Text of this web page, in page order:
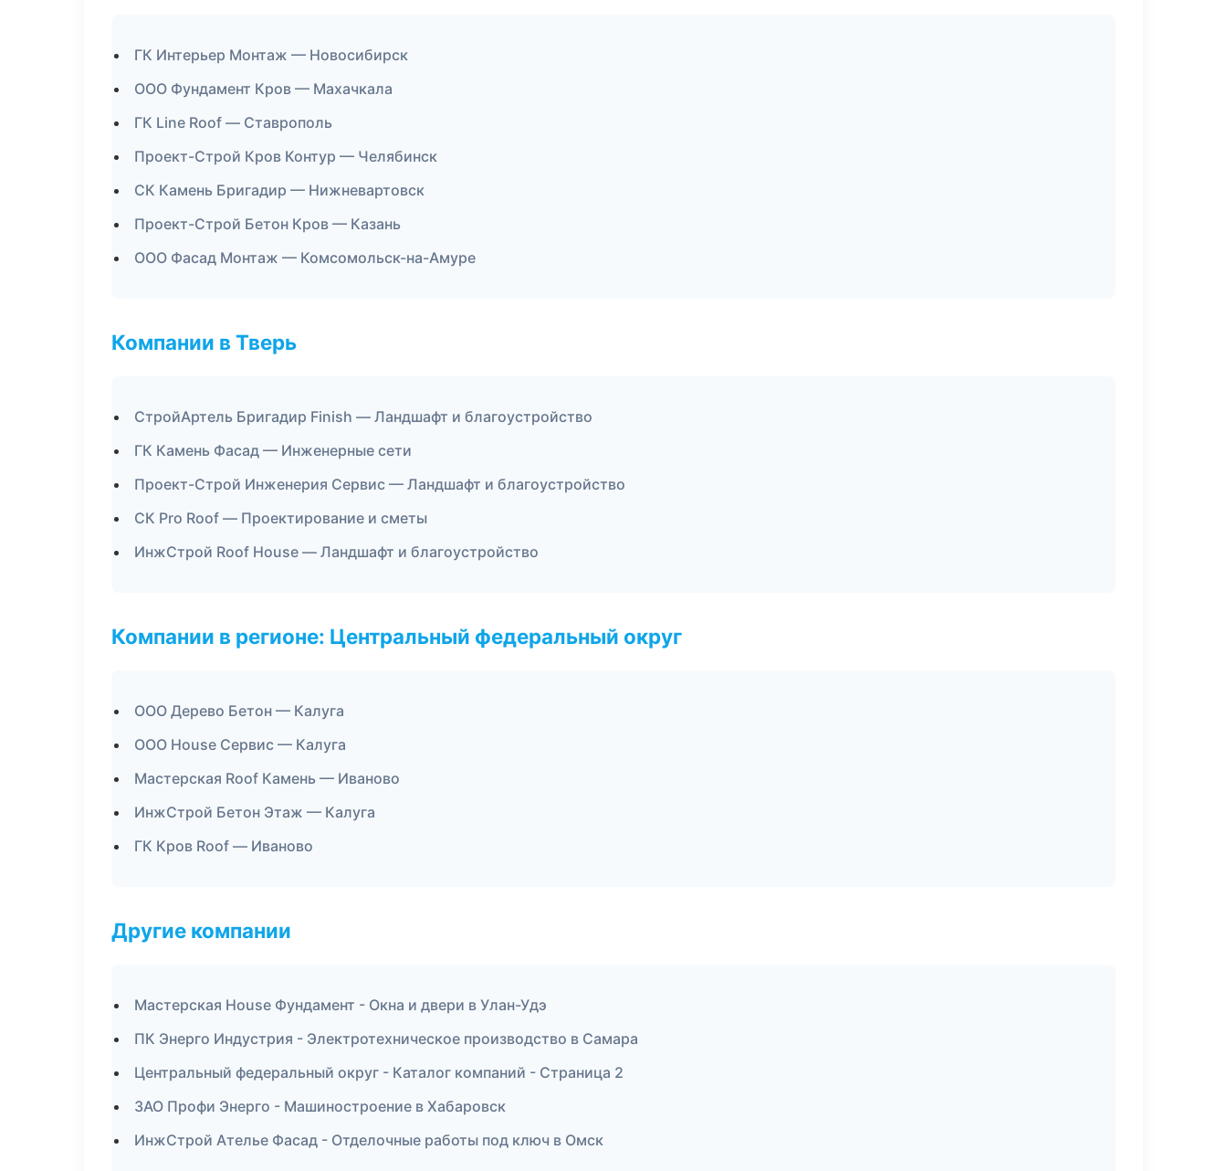
ГК Интерьер Монтаж — Новосибирск
ООО Фундамент Кров — Махачкала
ГК Line Roof — Ставрополь
Проект-Строй Кров Контур — Челябинск
СК Камень Бригадир — Нижневартовск
Проект-Строй Бетон Кров — Казань
ООО Фасад Монтаж — Комсомольск-на-Амуре
Компании в Тверь
СтройАртель Бригадир Finish — Ландшафт и благоустройство
ГК Камень Фасад — Инженерные сети
Проект-Строй Инженерия Сервис — Ландшафт и благоустройство
СК Pro Roof — Проектирование и сметы
ИнжСтрой Roof House — Ландшафт и благоустройство
Компании в регионе: Центральный федеральный округ
ООО Дерево Бетон — Калуга
ООО House Сервис — Калуга
Мастерская Roof Камень — Иваново
ИнжСтрой Бетон Этаж — Калуга
ГК Кров Roof — Иваново
Другие компании
Мастерская House Фундамент - Окна и двери в Улан-Удэ
ПК Энерго Индустрия - Электротехническое производство в Самара
Центральный федеральный округ - Каталог компаний - Страница 2
ЗАО Профи Энерго - Машиностроение в Хабаровск
ИнжСтрой Ателье Фасад - Отделочные работы под ключ в Омск